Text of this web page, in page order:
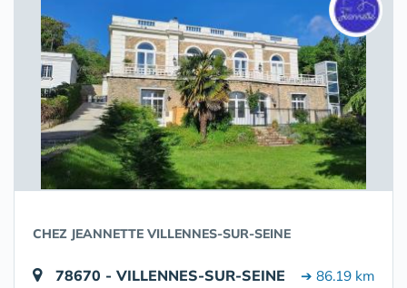
CHEZ JEANNETTE VILLENNES-SUR-SEINE
78670 - VILLENNES-SUR-SEINE ➔ 86.19 km